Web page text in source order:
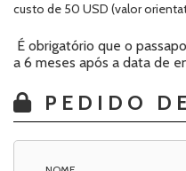
custo de 50 USD (valor
É obrigatório que o
a 6 meses após a data de
PEDIDO